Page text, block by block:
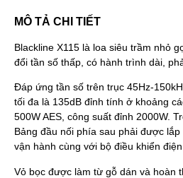
MÔ TẢ CHI TIẾT
Blackline X115 là loa siêu trầm nhỏ
đổi tần số thấp, có hành trình dài,
Đáp ứng tần số trên trục 45Hz-
tối đa là 135dB đỉnh tính ở khoảng
500W AES, công suất đỉnh 2000W.
Bảng đầu nối phía sau phải được
vận hành cùng với bộ điều khiển
Vỏ bọc được làm từ gỗ dán và hoàn